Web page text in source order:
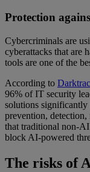
Protection
Cybercriminals are
cyberattacks that are
tools are one of the
According to
96% of IT security
solutions
prevention,
that traditional non-
block AI-powered
The risks of